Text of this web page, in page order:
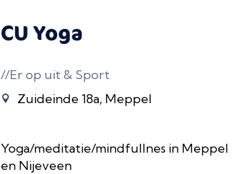
CU Yoga
//Er op uit & Sport
Zuideinde 18a, Meppel
Yoga/meditatie/mindfullnes in Meppel
en Nijeveen